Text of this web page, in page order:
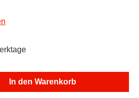
Wert ein
In den Warenkorb